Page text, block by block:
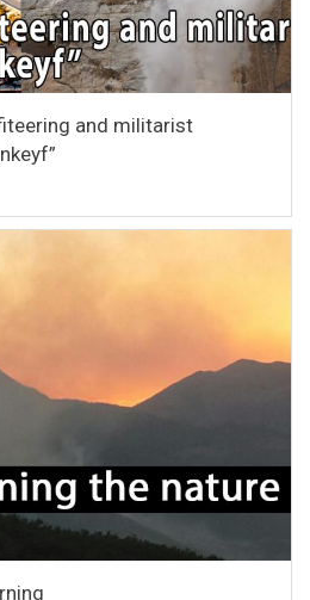
and militarist